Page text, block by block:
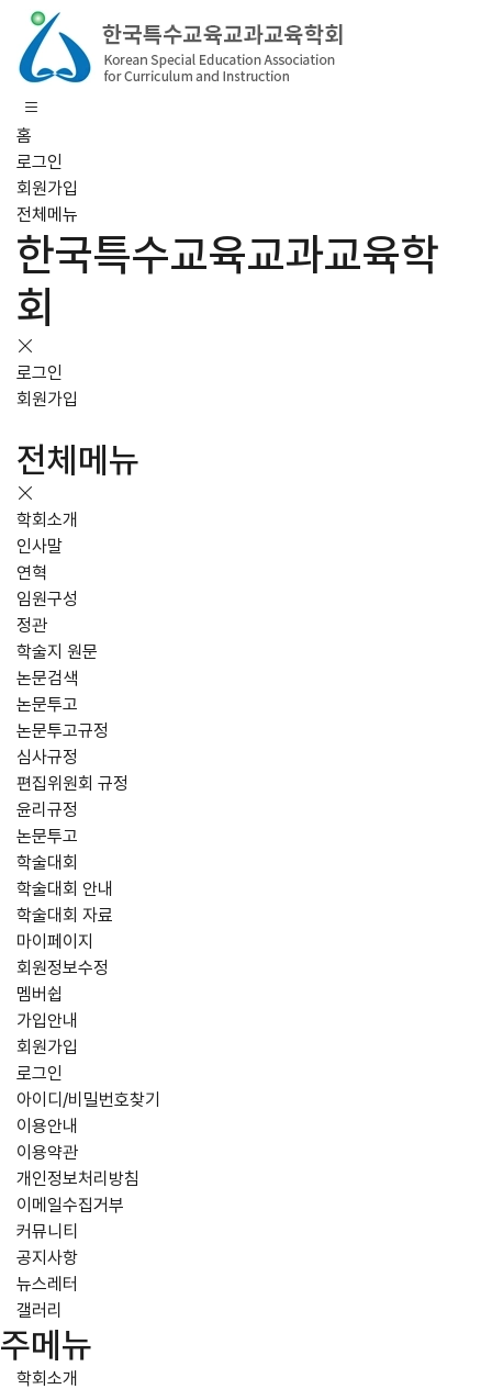
홈
로그인
회원가입
전체메뉴
한국특수교육교과교육학
회
로그인
회원가입
전체메뉴
학회소개
인사말
연혁
임원구성
정관
학술지 원문
논문검색
논문투고
논문투고규정
심사규정
편집위원회 규정
윤리규정
논문투고
학술대회
학술대회 안내
학술대회 자료
마이페이지
회원정보수정
멤버쉽
가입안내
회원가입
로그인
아이디/비밀번호찾기
이용안내
이용약관
개인정보처리방침
이메일수집거부
커뮤니티
공지사항
뉴스레터
갤러리
주메뉴
학회소개